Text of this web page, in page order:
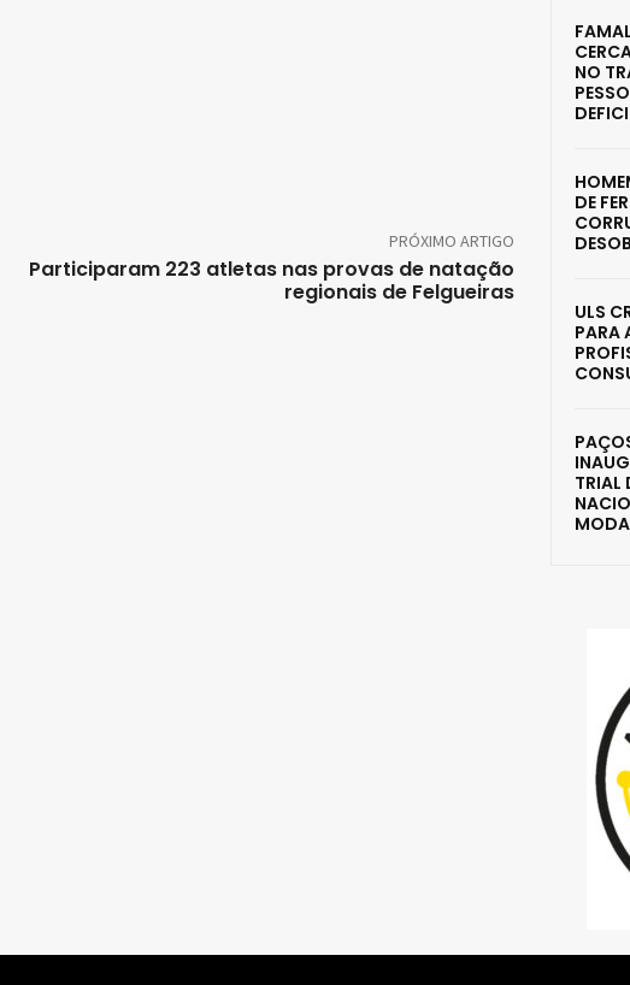
PRÓXIMO ARTIGO
Participaram 223 atletas nas provas de natação
regionais de Felgueiras
NO
DE
ULS
PARA
TRIAL